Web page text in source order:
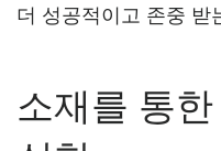
더 성공적이고 존중 받
소재를 통